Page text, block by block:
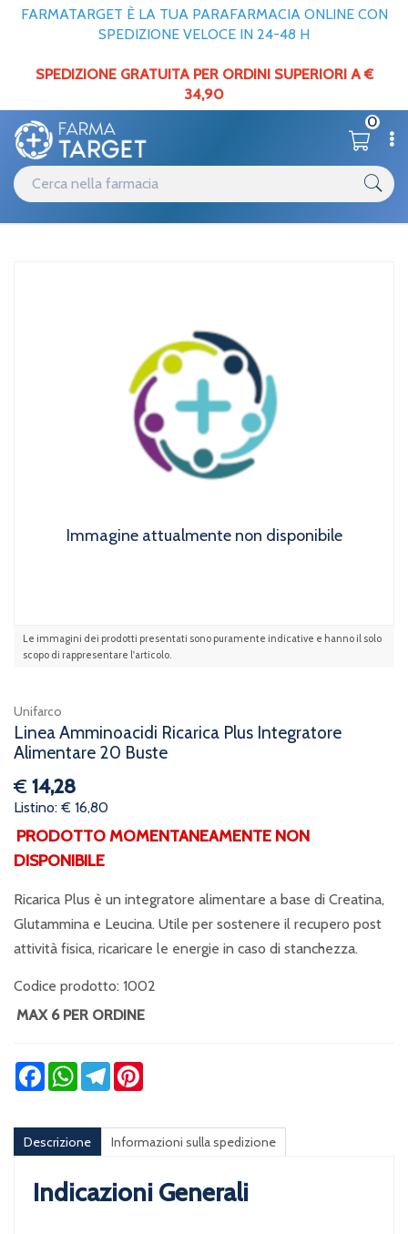
FARMATARGET È LA TUA PARAFARMACIA ONLINE CON
SPEDIZIONE VELOCE IN 24-48 H
SPEDIZIONE GRATUITA PER ORDINI SUPERIORI A €
34,90
0
Immagine attualmente non disponibile
Le immagini dei prodotti presentati sono puramente indicative e hanno il solo
scopo di rappresentare l'articolo.
Unifarco
Linea Amminoacidi Ricarica Plus Integratore
Alimentare 20 Buste
€ 14,28
Listino: € 16,80
PRODOTTO MOMENTANEAMENTE NON
DISPONIBILE
Ricarica Plus è un integratore alimentare a base di Creatina,
Glutammina e Leucina. Utile per sostenere il recupero post
attività fisica, ricaricare le energie in caso di stanchezza.
Codice prodotto: 1002
MAX 6 PER ORDINE
FacebookWhatsApp
Telegram
Descrizione Informazioni sulla spedizione
Indicazioni Generali